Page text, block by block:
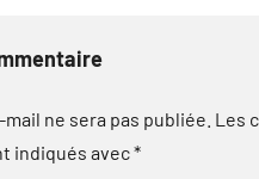
ne sera pas publiée. Les
indiqués avec*